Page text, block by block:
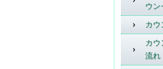
ウン
カウ
カウ
流れ